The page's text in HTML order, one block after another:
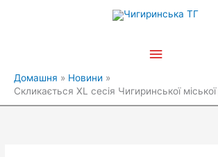
Головне
Домашня
Новини
Скликається XL сесія Чигиринської